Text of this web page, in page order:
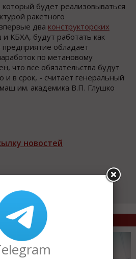
будет реализовываться
ракетного
два конструкторских
КБХА, будут работать как
обладает
по метановому
что все обязательства будут
и в срок, - считает генеральный
им. академика В.П. Глушко
новостей